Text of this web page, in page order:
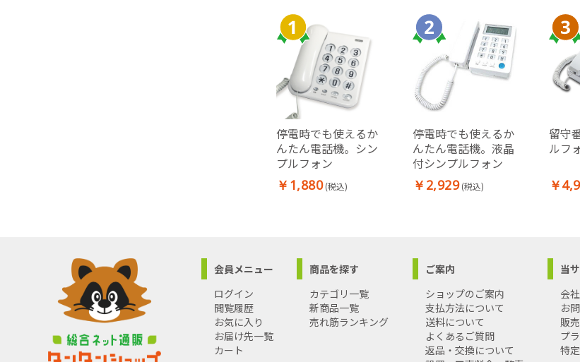
停電時でも使えるか
んたん電話機。シン
プルフォン
￥1,880 (税込)
停電時でも使えるか
んたん電話機。液晶
付シンプルフォン
￥2,929 (税込)
留守
ルフ
￥
会員メニュー
ログイン
閲覧履歴
お気に入り
お届け先一覧
カート
商品を探す
カテゴリ一覧
新商品一覧
売れ筋ランキング
ご案内
ショップのご案内
支払方法について
送料について
よくあるご質問
返品・交換について
当
会
お
販
プ
特